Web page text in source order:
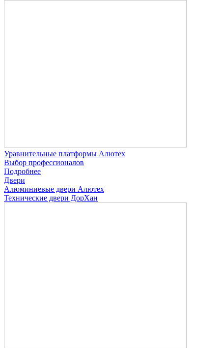
Уравнительные платформы Алютех
Выбор профессионалов
Подробнее
Двери
Алюминиевые двери Алютех
Технические двери ДорХан